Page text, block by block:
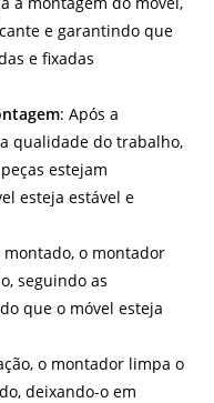
e garantindo que
e fixadas
: Após a
qualidade do trabalho,
estejam
esteja estável e
montado, o montador
seguindo as
que o móvel esteja
o montador limpa o
deixando-o em